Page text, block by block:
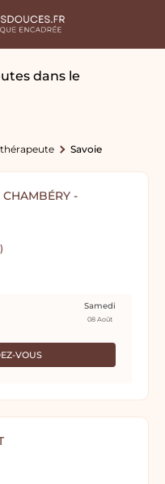
dans le
Savoie
CHAMBÉRY -
VOUS
Samedi
08 Août